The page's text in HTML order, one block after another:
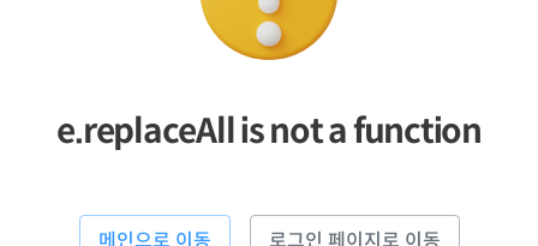
e.replaceAll is not a function
메인으로 이동 로그인 페이지로 이동